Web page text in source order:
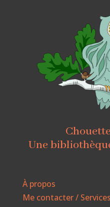
Une
À propos
Me contacter /